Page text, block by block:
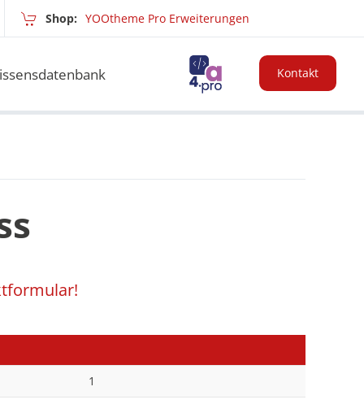
Shop: YOOtheme Pro Erweiterungen
Kontakt
!
1